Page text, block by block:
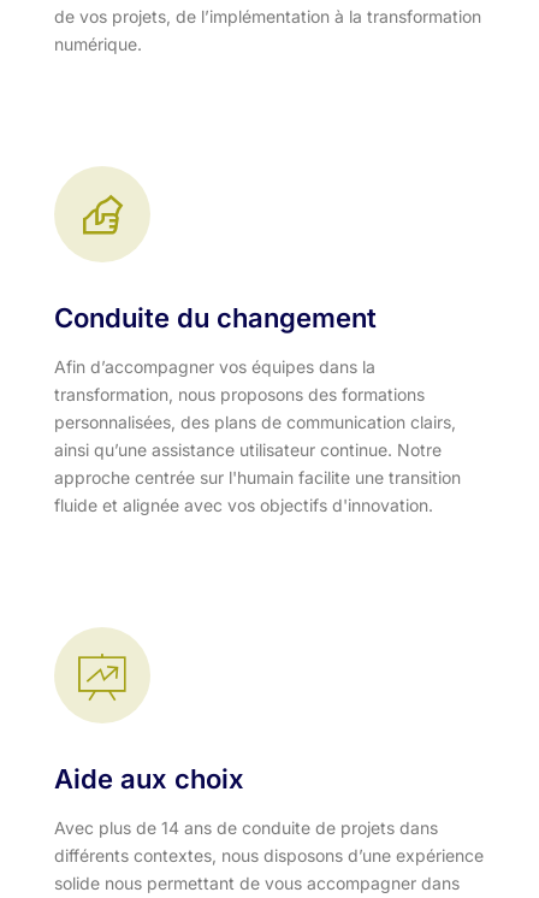
de vos projets, de l’implémentation à la transformation
numérique.
Conduite du changement
Afin d’accompagner vos équipes dans la
transformation, nous proposons des formations
personnalisées, des plans de communication clairs,
ainsi qu’une assistance utilisateur continue. Notre
approche centrée sur l'humain facilite une transition
fluide et alignée avec vos objectifs d'innovation.​
Aide aux choix
Avec plus de 14 ans de conduite de projets dans
différents contextes, nous disposons d’une expérience
solide nous permettant de vous accompagner dans